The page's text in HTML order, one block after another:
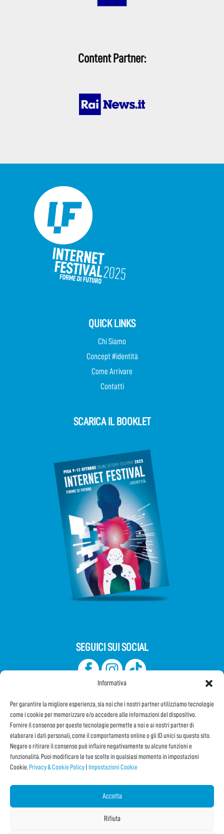
Informativa
Per garantire la migliore esperienza, sia noi che i nostri partner utilizziamo tecnologie
come i cookie per memorizzare e/o accedere alle informazioni del dispositivo.
Fornire il consenso per queste tecnologie permette a noi e ai nostri partner di
elaborare i dati personali, come il comportamento online o gli ID unici su questo sito.
Negare o ritirare il consenso può influire negativamente su alcune funzioni e
funzionalità. Puoi modificare le tue scelte in qualsiasi momento in impostazioni
Cookie. Privacy & Cookie Policy Impostazioni Cookie
Accetta
Rifiuta
Content Partner:
QUICK LINKS
Chi Siamo
Concept #identità
Come Arrivare
Contatti
SCARICA IL BOOKLET
SEGUICI SUI SOCIAL
Iscriviti alla Newsletter
CONDIVIDI QUESTA PAGINA!
Facebook